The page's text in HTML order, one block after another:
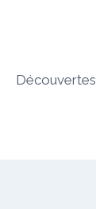
Découvertes